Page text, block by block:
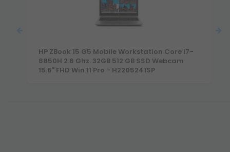
HP ZBook 15 G5 Mobile Workstation Core I7-
8850H 2.6 Ghz. 32GB 512 GB SSD Webcam
15.6" FHD Win 11 Pro - H2205241SP